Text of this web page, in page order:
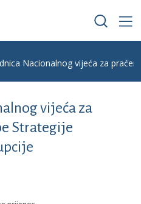
Nacionalnog vijeća za
vijeća za
Strategije